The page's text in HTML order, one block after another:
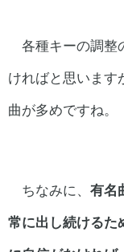
各種キーの調整
ければと思います
曲が多めですね。
ちなみに、 有名
常に出し続けるた